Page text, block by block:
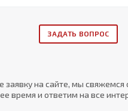
ЗАДАТЬ ВОПРОС
заявку на сайте, мы свяжемся
время и ответим на все